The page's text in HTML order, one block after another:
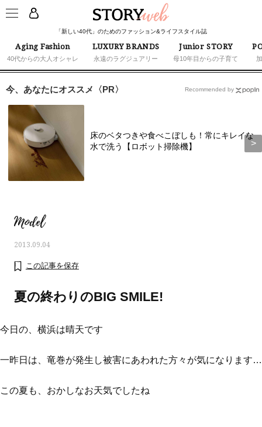
「新しい40代」のためのファッション&ライフスタイル誌
Aging Fashion
40代からの大人オシャレ
LUXURY BRANDS
永遠のラグジュアリー
Junior STORY
母10年目からの子育て
今、あなたにオススメ〈PR〉
床のベタつきや食べこぼしも！常にキレイな
水で洗う【ロボット掃除機】
Recommended by
Model
2013.09.04
この記事を保存
夏の終わりのBIG SMILE!
今日の、横浜は晴天です
一昨日は、竜巻が発生し被害にあわれた方々が気になります…
この夏も、おかしなお天気でしたね